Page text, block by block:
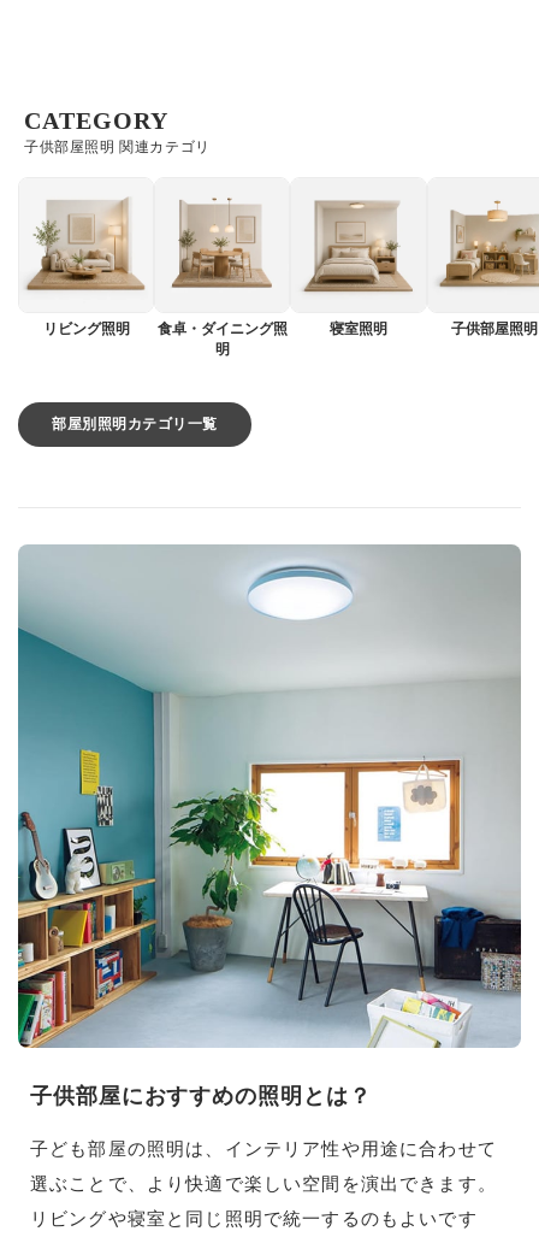
子供部屋照明 関連カテゴリ
CATEGORY
リビング照明
食卓・ダイニング照
明
寝室照明 子供部屋照明
部屋別照明カテゴリ一覧
子供部屋におすすめの照明とは？
子ども部屋の照明は、インテリア性や用途に合わせて
選ぶことで、より快適で楽しい空間を演出できます。
リビングや寝室と同じ照明で統一するのもよいです